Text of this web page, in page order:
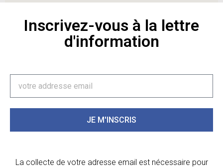
Inscrivez-vous à la lettre
d'information
JE M'INSCRIS
La collecte de votre adresse email est nécessaire pour